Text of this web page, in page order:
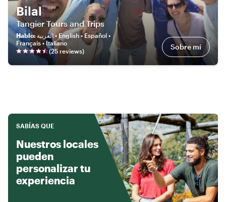
Bilal
Tangier Tours and Trips
Hablo: العربية • English • Español •
Français • Italiano
(25 reviews) Sobre mí
SABÍAS QUE
Nuestros locales
pueden
personalizar tu
experiencia